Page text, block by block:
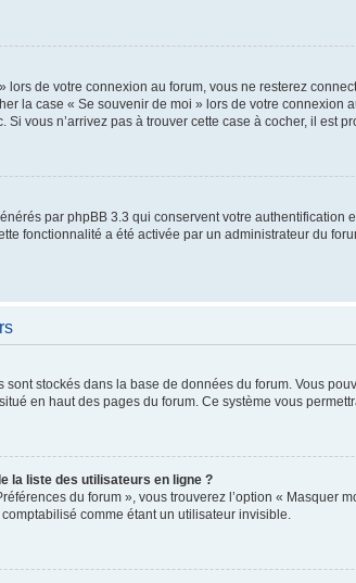
de votre connexion au forum, vous ne resterez
la case « Se souvenir de moi » lors de votre
vous n’arrivez pas à trouver cette case à cocher, il est
par phpBB 3.3 qui conservent votre
fonctionnalité a été activée par un administrateur du
stockés dans la base de données du forum. Vous
en haut des pages du forum. Ce système vous
la liste des utilisateurs en ligne ?
du forum », vous trouverez l’option «
comme étant un utilisateur invisible.